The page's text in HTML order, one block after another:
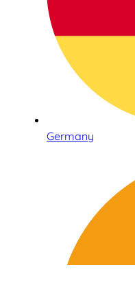
Germany